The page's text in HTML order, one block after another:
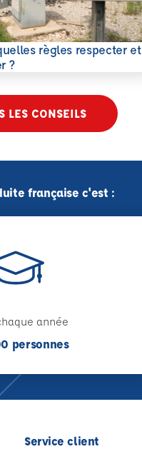
règles respecter et
?
LES CONSEILS
française c'est :
année
personnes
Service client